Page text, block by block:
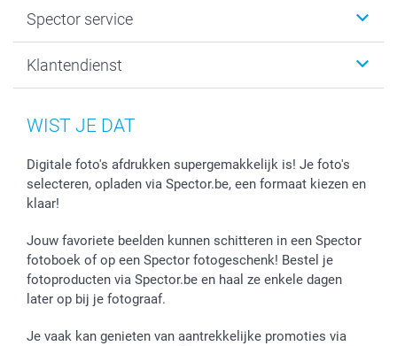
Fotoboeken
Fotoprints, Fotoposter & Fotoalbum met fotoprints
Fotokaders, Decoratie en Snoepjes
Stickers en Etiketten
Sitemap
Privacybeleid
Spector service
smartbonus
Mijn orderstatus
Klantendienst
WIST JE DAT
Digitale foto's afdrukken supergemakkelijk is! Je foto's
selecteren, opladen via Spector.be, een formaat kiezen en
klaar!
Jouw favoriete beelden kunnen schitteren in een Spector
fotoboek of op een Spector fotogeschenk! Bestel je
fotoproducten via Spector.be en haal ze enkele dagen
later op bij je fotograaf.
Je vaak kan genieten van aantrekkelijke promoties via